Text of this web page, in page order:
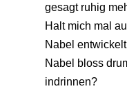
gesagt ruhig
Halt mich mal
Nabel
Nabel bloss
indrinnen?